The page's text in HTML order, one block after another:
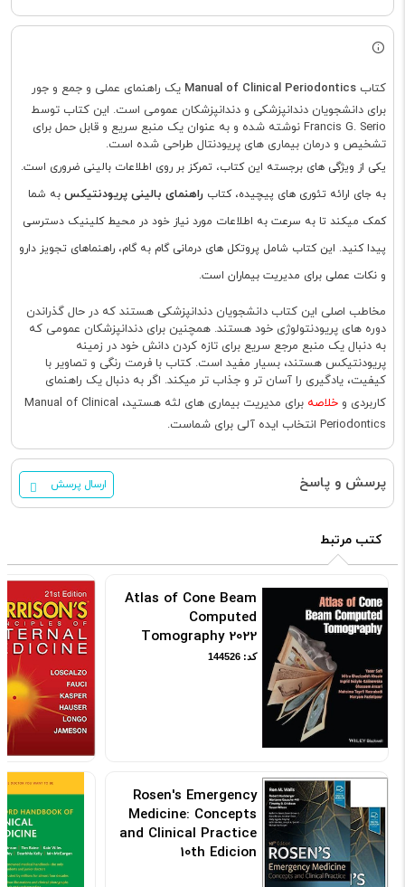
کتاب Manual of Clinical Periodontics یک راهنمای عملی و جمع و جور
برای دانشجویان دندانپزشکی و دندانپزشکان عمومی است. این کتاب توسط
Francis G. Serio نوشته شده و به عنوان یک منبع سریع و قابل حمل برای
تشخیص و درمان بیماری های پریودنتال طراحی شده است.
یکی از ویژگی های برجسته این کتاب، تمرکز بر روی اطلاعات بالینی ضروری است.
به جای ارائه تئوری های پیچیده، کتاب راهنمای بالینی پریودنتیکس به شما
کمک میکند تا به سرعت به اطلاعات مورد نیاز خود در محیط کلینیک دسترسی
پیدا کنید. این کتاب شامل پروتکل های درمانی گام به گام، راهنماهای تجویز دارو
و نکات عملی برای مدیریت بیماران است.
مخاطب اصلی این کتاب دانشجویان دندانپزشکی هستند که در حال گذراندن
دوره های پریودنتولوژی خود هستند. همچنین برای دندانپزشکان عمومی که
به دنبال یک منبع مرجع سریع برای تازه کردن دانش خود در زمینه
پریودنتیکس هستند، بسیار مفید است. کتاب با فرمت رنگی و تصاویر با
کیفیت، یادگیری را آسان تر و جذاب تر میکند. اگر به دنبال یک راهنمای
کاربردی و خلاصه
برای مدیریت بیماری های لثه هستید، Manual of Clinical
Periodontics انتخاب ایده آلی برای شماست.
پرسش و پاسخ ارسال پرسش
کتب مرتبط
Atlas of Cone Beam
Computed
Tomography 2022
کد: 144526
Rosen's Emergency
Medicine: Concepts
and Clinical Practice
10th Edicion